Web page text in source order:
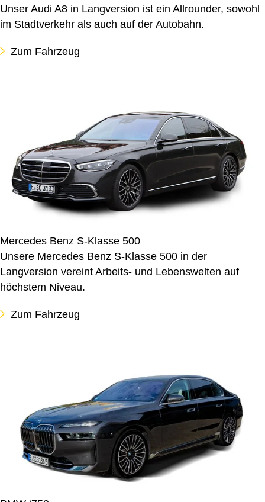
Unser Audi A8 in Langversion ist ein Allrounder, sowohl
im Stadtverkehr als auch auf der Autobahn.
Zum Fahrzeug
Mercedes Benz S-Klasse 500
Unsere Mercedes Benz S-Klasse 500 in der
Langversion vereint Arbeits- und Lebenswelten auf
höchstem Niveau.
Zum Fahrzeug